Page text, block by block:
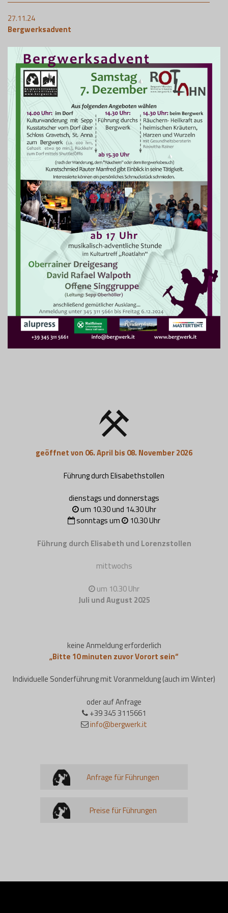
27.11.24
Bergwerksadvent
geöffnet von 06. April bis 08. November 2026
Führung durch Elisabethstollen
dienstags und donnerstags
um 10.30 und 14.30 Uhr
sonntags um
10.30 Uhr
Führung durch Elisabeth und Lorenzstollen
mittwochs
um 10.30 Uhr
Juli und August 2025
keine Anmeldung erforderlich
„Bitte 10 minuten zuvor Vorort sein“
Individuelle Sonderführung mit Voranmeldung (auch im Winter)
oder auf Anfrage
+39 345 3115661
info@bergwerk.it
Anfrage für Führungen
Preise für Führungen